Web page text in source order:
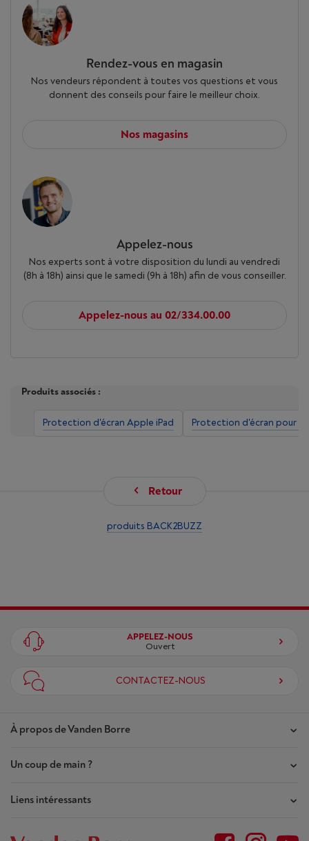
Rendez-vous en magasin
Nos vendeurs répondent à toutes vos questions et vous
donnent des conseils pour faire le meilleur choix.
Nos magasins
Appelez-nous
Nos experts sont à votre disposition du lundi au vendredi
(8h à 18h) ainsi que le samedi (9h à 18h) afin de vous conseiller.
Appelez-nous au 02/334.00.00
Produits associés :
Protection d'écran Apple iPad Protection d'écran pour
Retour
produits BACK2BUZZ
À propos de Vanden Borre
Nos magasins
Contrat de Confiance
Un coup de main ?
Mes commandes
Liens intéressants
APPELEZ-NOUS
Ouvert
CONTACTEZ-NOUS